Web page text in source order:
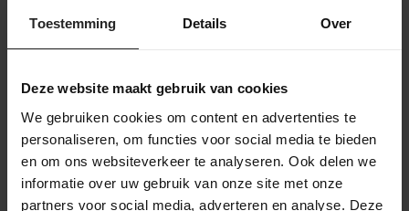
Toestemming Details Over
Deze website maakt gebruik van cookies
We gebruiken cookies om content en advertenties te
personaliseren, om functies voor social media te bieden
en om ons websiteverkeer te analyseren. Ook delen we
informatie over uw gebruik van onze site met onze
partners voor social media, adverteren en analyse. Deze
montieren wir gegebenenfalls das Fahrrad oder die
Teile. Danach wird deine Bestellung sorgfältig
Trace-Code, um die Lieferung zu verfolgen. Hast du
dich für einen individuellen Aufbau entschieden?
Dann halten wir dich über den gesamten
Aufbauprozess auf dem Laufenden – von der
Rahmenselektion bis zur Endmontage – damit du
genau weißt, wann dein einzigartiges Fahrrad fertig